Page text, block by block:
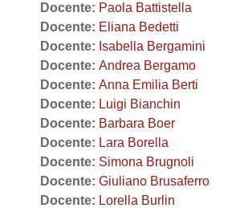
Docente: Paola Battistella
Docente: Eliana Bedetti
Docente: Isabella Bergamini
Docente: Andrea Bergamo
Docente: Anna Emilia Berti
Docente: Luigi Bianchin
Docente: Barbara Boer
Docente: Lara Borella
Docente: Simona Brugnoli
Docente: Giuliano Brusaferro
Docente: Lorella Burlin